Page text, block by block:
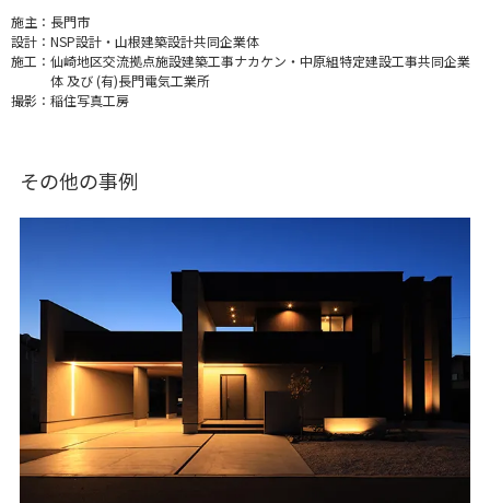
施主： 長門市
設計： NSP設計・山根建築設計共同企業体
施工： 仙崎地区交流拠点施設建築工事ナカケン・中原組特定建設工事共同企業
体 及び (有)長門電気工業所
撮影： 稲住写真工房
その他の事例